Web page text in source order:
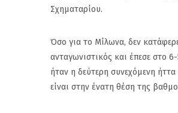
Σχηματαρίου.
Όσο για το Μίλωνα, δεν
ανταγωνιστικός και έπεσε στο
ήταν η δεύτερη συνεχόμενη ήττα
είναι στην ένατη θέση της